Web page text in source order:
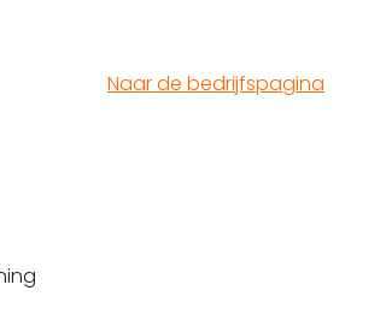
Naar de bedrijfspagina